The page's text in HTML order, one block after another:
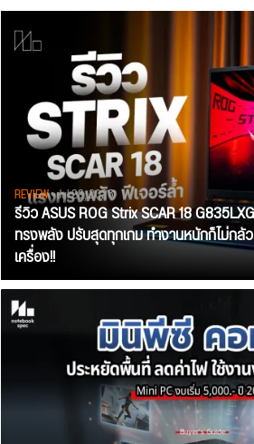
REVIEW• Jul 28, 2026
รีวิว ASUS ROG Strix SCAR 18
ทรงพลัง ปรับสุดทุกเกม ทำงานหนักก็ไม่กลั
เครื่อง!!